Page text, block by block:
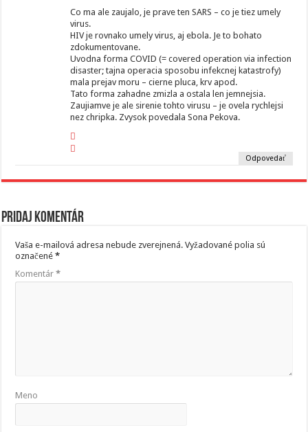
Co ma ale zaujalo, je prave ten SARS – co je tiez umely
virus.
HIV je rovnako umely virus, aj ebola. Je to bohato
zdokumentovane.
Uvodna forma COVID (= covered operation via infection
disaster; tajna operacia sposobu infekcnej katastrofy)
mala prejav moru – cierne pluca, krv apod.
Tato forma zahadne zmizla a ostala len jemnejsia.
Zaujiamve je ale sirenie tohto virusu – je ovela rychlejsi
nez chripka. Zvysok povedala Sona Pekova.
Odpovedať
Pridaj komentár
Vaša e-mailová adresa nebude zverejnená. Vyžadované polia sú
označené*
Komentár*
Meno